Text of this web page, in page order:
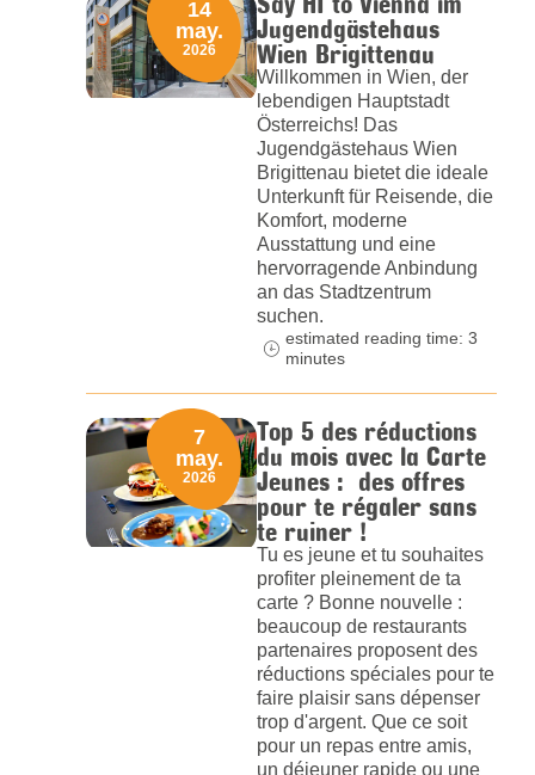
Jugendgästehaus
Wien Brigittenau
Willkommen in Wien, der
lebendigen Hauptstadt
Österreichs! Das
Jugendgästehaus Wien
Brigittenau bietet die ideale
Unterkunft für Reisende, die
Komfort, moderne
Ausstattung und eine
hervorragende Anbindung
an das Stadtzentrum
suchen.
14
may.
2026
estimated reading time: 3
minutes
Top 5 des réductions
du mois avec la Carte
Jeunes : des offres
pour te régaler sans
te ruiner !
Tu es jeune et tu souhaites
profiter pleinement de ta
carte ? Bonne nouvelle :
beaucoup de restaurants
partenaires proposent des
réductions spéciales pour te
faire plaisir sans dépenser
trop d'argent. Que ce soit
pour un repas entre amis,
un déjeuner rapide ou une
7
may.
2026